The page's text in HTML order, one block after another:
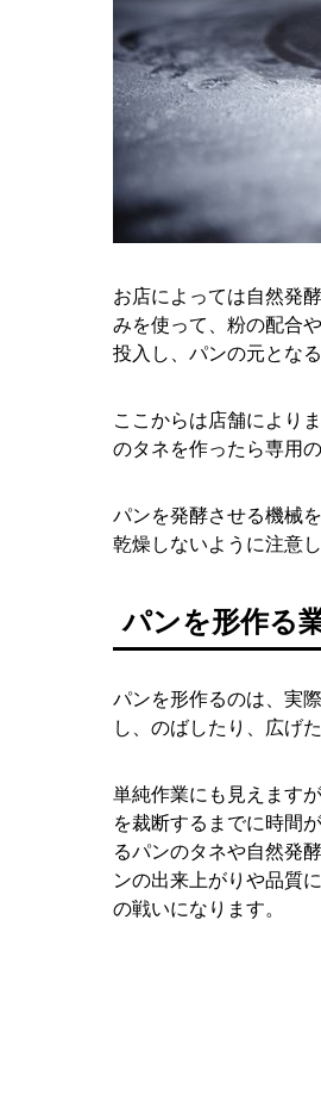
お店によっては自然発
みを使って、粉の配合
投入し、パンの元とな
ここからは店舗により
のタネを作ったら専用
パンを発酵させる機械
乾燥しないように注意
パンを形作る
パンを形作るのは、実
し、のばしたり、広げ
単純作業にも見えます
を裁断するまでに時間
るパンのタネや自然発
ンの出来上がりや品質
の戦いになります。